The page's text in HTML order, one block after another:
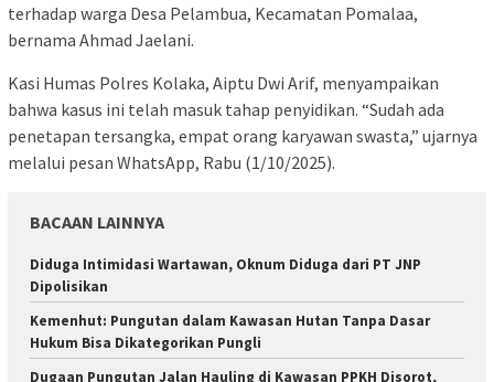
terhadap warga Desa Pelambua, Kecamatan Pomalaa,
bernama Ahmad Jaelani.
Kasi Humas Polres Kolaka, Aiptu Dwi Arif, menyampaikan
bahwa kasus ini telah masuk tahap penyidikan. “Sudah ada
penetapan tersangka, empat orang karyawan swasta,” ujarnya
melalui pesan WhatsApp, Rabu (1/10/2025).
BACAAN LAINNYA
Diduga Intimidasi Wartawan, Oknum Diduga dari PT JNP
Dipolisikan
Kemenhut: Pungutan dalam Kawasan Hutan Tanpa Dasar
Hukum Bisa Dikategorikan Pungli
Dugaan Pungutan Jalan Hauling di Kawasan PPKH Disorot,